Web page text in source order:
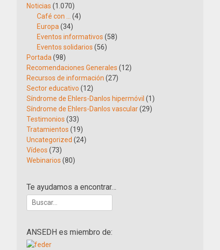
Noticias (1.070)
Café con …
(4)
Europa (34)
Eventos informativos (58)
Eventos solidarios (56)
Portada (98)
Recomendaciones Generales (12)
Recursos de información (27)
Sector educativo (12)
Síndrome de Ehlers-Danlos hipermóvil (1)
Síndrome de Ehlers-Danlos vascular(29)
Testimonios (33)
Tratamientos (19)
Uncategorized (24)
Vídeos (73)
Webinarios (80)
Te ayudamos a encontrar…
Buscar:
ANSEDH es miembro de: